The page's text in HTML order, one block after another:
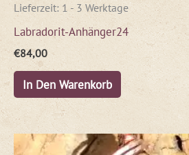
Lieferzeit: 1 - 3 Werktage
Labradorit-Anhänger24
€84,00
In Den Warenkorb